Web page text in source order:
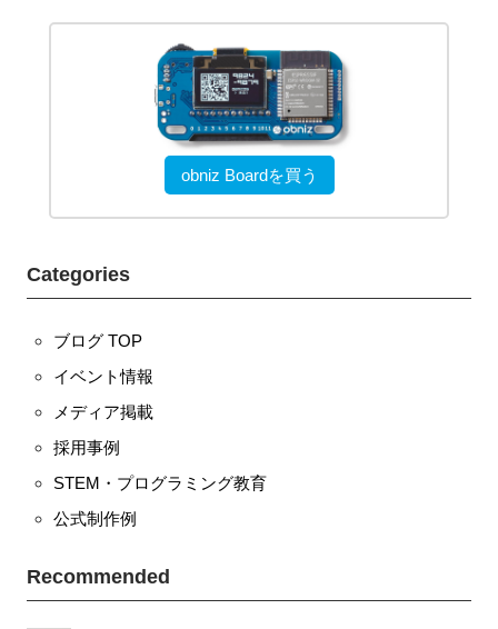
obniz Boardを買う
Categories
ブログ TOP
イベント情報
メディア掲載
採用事例
STEM・プログラミング教育
公式制作例
Recommended